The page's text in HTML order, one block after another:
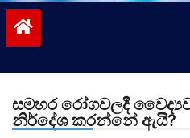
සමහර රෝගවලදී
නිර්දේශ කරන්නේ ඇයි?